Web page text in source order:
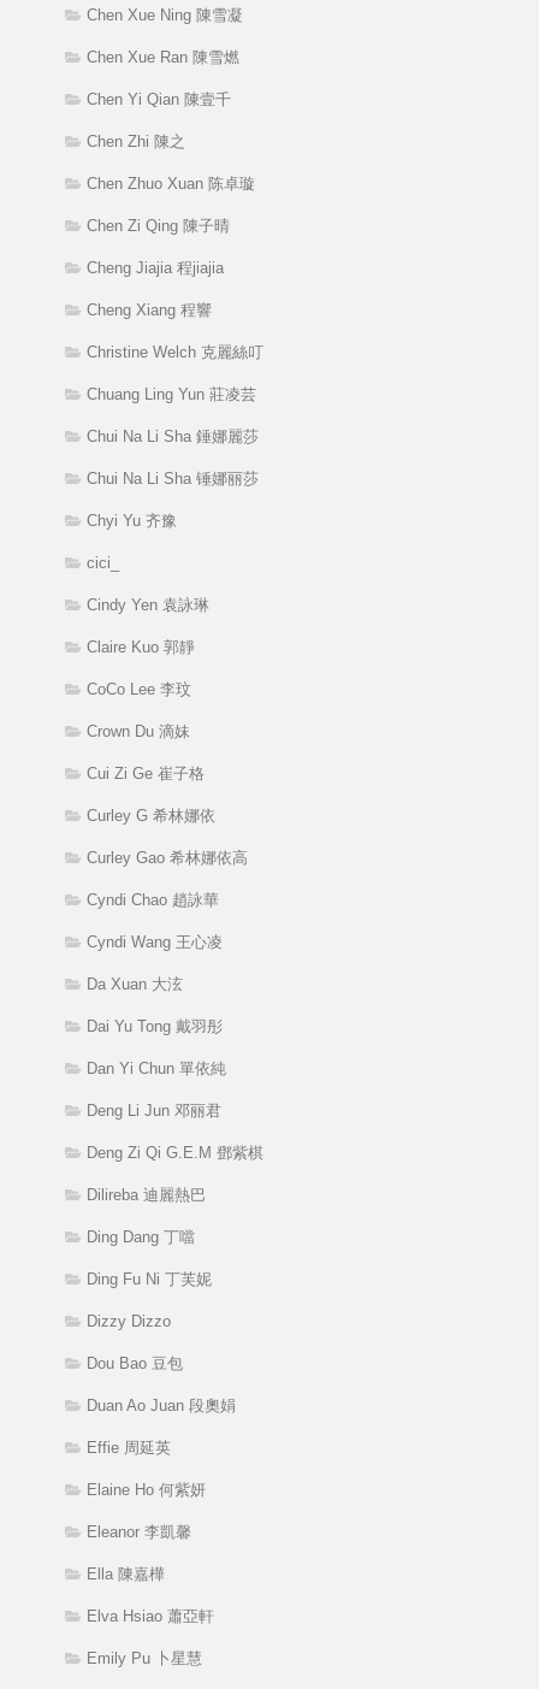
Chen Xue Ning 陳雪凝
Chen Xue Ran 陳雪燃
Chen Yi Qian 陳壹千
Chen Zhi 陳之
Chen Zhuo Xuan 陈卓璇
Chen Zi Qing 陳子晴
Cheng Jiajia 程jiajia
Cheng Xiang 程響
Christine Welch 克麗絲叮
Chuang Ling Yun 莊凌芸
Chui Na Li Sha 錘娜麗莎
Chui Na Li Sha 锤娜丽莎
Chyi Yu 齐豫
cici_
Cindy Yen 袁詠琳
Claire Kuo 郭靜
CoCo Lee 李玟
Crown Du 滴妹
Cui Zi Ge 崔子格
Curley G 希林娜依
Curley Gao 希林娜依高
Cyndi Chao 趙詠華
Cyndi Wang 王心凌
Da Xuan 大泫
Dai Yu Tong 戴羽彤
Dan Yi Chun 單依純
Deng Li Jun 邓丽君
Deng Zi Qi G.E.M 鄧紫棋
Dilireba 迪麗熱巴
Ding Dang 丁噹
Ding Fu Ni 丁芙妮
Dizzy Dizzo
Dou Bao 豆包
Duan Ao Juan 段奧娟
Effie 周延英
Elaine Ho 何紫妍
Eleanor 李凱馨
Ella 陳嘉樺
Elva Hsiao 蕭亞軒
Emily Pu 卜星慧